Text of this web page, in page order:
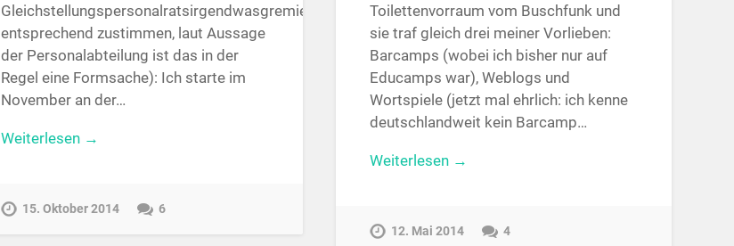
Gleichstellungspersonalratsirgendwasgremien
entsprechend zustimmen, laut Aussage
der Personalabteilung ist das in der
Regel eine Formsache): Ich starte im
November an der…
Weiterlesen →
15. Oktober 2014 6
Toilettenvorraum vom Buschfunk und
sie traf gleich drei meiner Vorlieben:
Barcamps (wobei ich bisher nur auf
Educamps war), Weblogs und
Wortspiele (jetzt mal ehrlich: ich kenne
deutschlandweit kein Barcamp…
Weiterlesen →
12. Mai 2014 4